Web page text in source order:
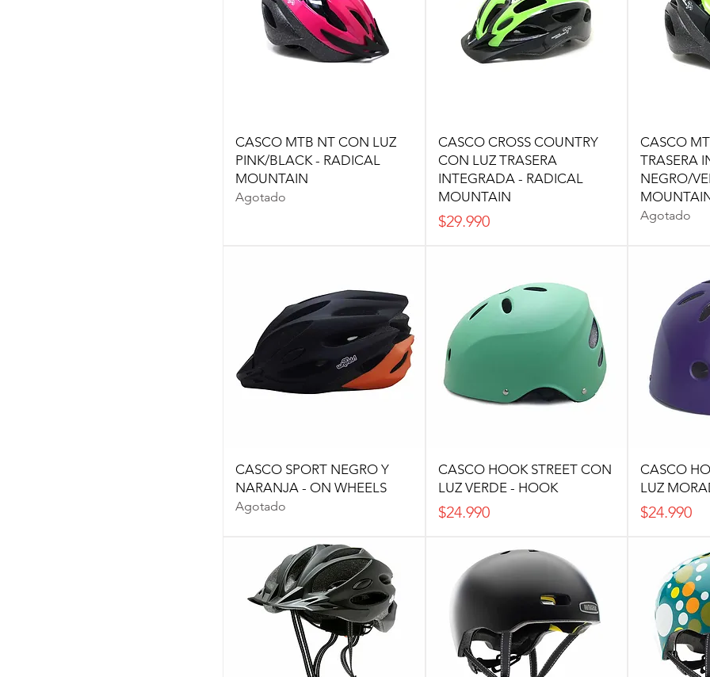
CASCO MTB NT CON LUZ
PINK/BLACK - RADICAL
MOUNTAIN
Agotado
CASCO CROSS COUNTRY
CON LUZ TRASERA
INTEGRADA - RADICAL
MOUNTAIN
Precio
$29.990
CASCO
TRASERA
NEGRO/
Agotado
CASCO SPORT NEGRO Y
NARANJA - ON WHEELS
Agotado
CASCO HOOK STREET CON
LUZ VERDE - HOOK
Precio
$24.990
CASCO
LUZ
Precio
$24.990